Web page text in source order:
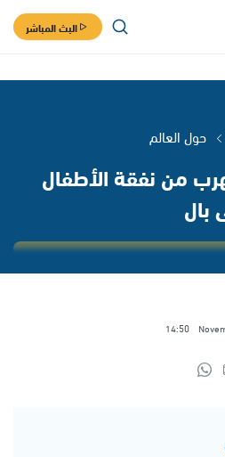
البث المباشر
حول العالم
من نفقة الأطفال
بال
14:50